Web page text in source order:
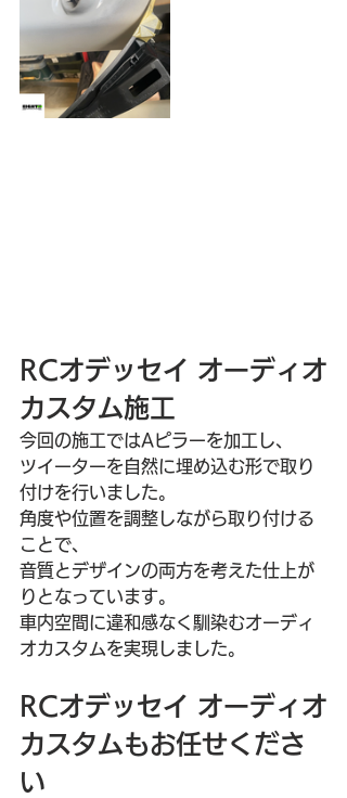
RCオデッセイ オーディオ
カスタム施工
今回の施工ではAピラーを加工し、
ツイーターを自然に埋め込む形で取り
付けを行いました。
角度や位置を調整しながら取り付ける
ことで、
音質とデザインの両方を考えた仕上が
りとなっています。
車内空間に違和感なく馴染むオーディ
オカスタムを実現しました。
RCオデッセイ オーディオ
カスタムもお任せくださ
い